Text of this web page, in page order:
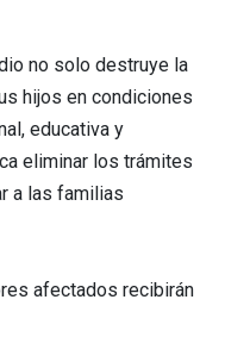
no solo destruye la
hijos en condiciones
educativa y
eliminar los trámites
a las familias
afectados recibirán